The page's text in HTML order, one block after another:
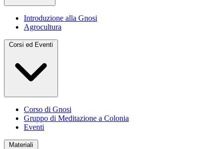
Introduzione alla Gnosi
Agrocultura
Corsi ed Eventi
Corso di Gnosi
Gruppo di Meditazione a Colonia
Eventi
Materiali